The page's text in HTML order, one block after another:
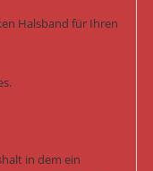
Halsband für Ihren
in dem ein